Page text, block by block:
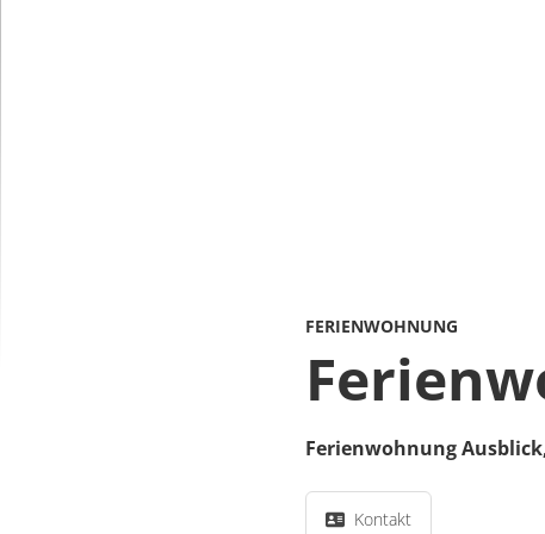
FERIENWOHNUNG
Ferienwohnung
Kontakt